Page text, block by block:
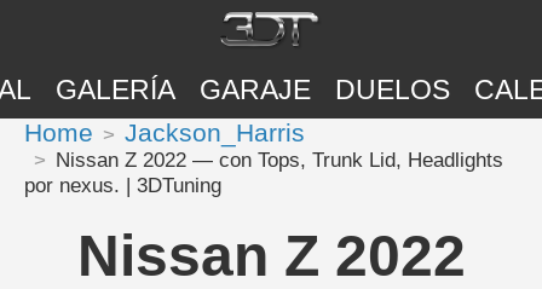
GALERÍA GARAJE DUELOS
Home Jackson_Harris
Nissan Z 2022 — con Tops, Trunk Lid, Headlights
por nexus. | 3DTuning
Nissan Z 2022